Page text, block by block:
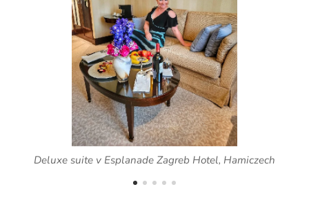
Deluxe suite v Esplanade Zagreb Hotel, Hamiczech